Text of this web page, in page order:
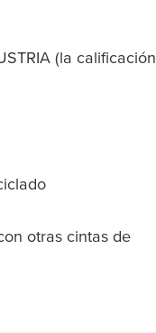
(la calificación
otras cintas de